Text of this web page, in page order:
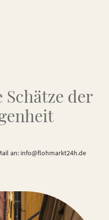
der
an: info@flohmarkt24h.de